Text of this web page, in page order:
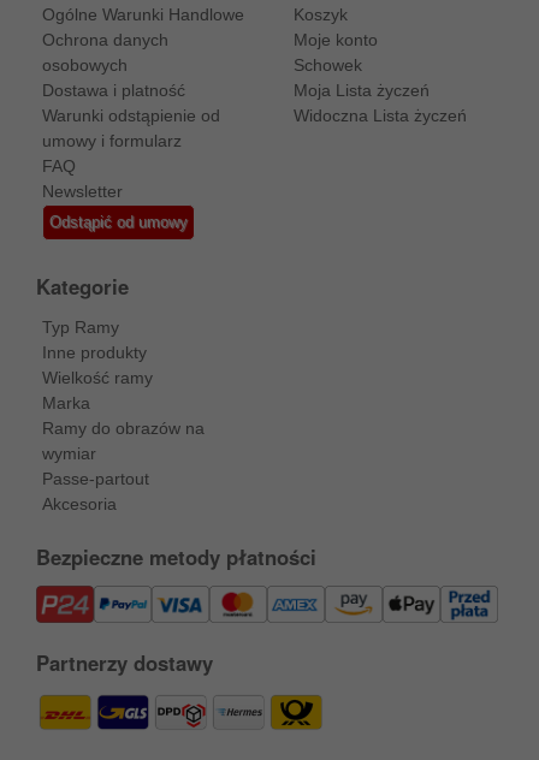
Ogólne Warunki Handlowe
Ochrona danych
osobowych
Dostawa i platność
Warunki odstąpienie od
umowy i formularz
FAQ
Newsletter
Odstąpić od umowy
Koszyk
Moje konto
Schowek
Moja Lista życzeń
Widoczna Lista życzeń
Kategorie
Typ Ramy
Inne produkty
Wielkość ramy
Marka
Ramy do obrazów na
wymiar
Passe-partout
Akcesoria
Bezpieczne metody płatności
Partnerzy dostawy